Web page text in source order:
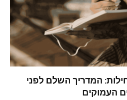
המדריך השלם לפני
העמוקים